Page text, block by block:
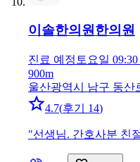
이솔한의원한의원
진료 예정 토요일
900m
울산광역시 남구 동산
4.7(후기 14)
"선생님. 간호사분 친